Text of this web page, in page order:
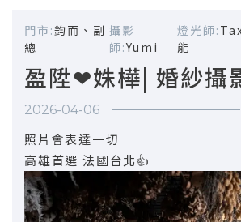
門市:鈞而、副
總
攝影
師:Yumi
燈光師:
能
盈陞❤姝樺| 婚紗攝
2026-04-06
照片會表達一切
高雄首選 法國台北👍